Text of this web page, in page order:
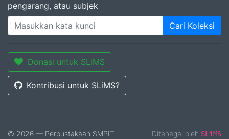
pengarang, atau subjek
Cari Koleksi
Donasi untuk SLiMS
Kontribusi untuk SLiMS?
© 2026 — Perpustakaan SMPIT
Ditenagai oleh SLiMS